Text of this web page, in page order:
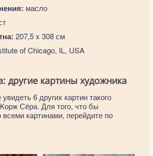
масло
207,5 x 308 см
of Chicago, IL, USA
другие картины художника
6 других картин такого
Сёра. Для того, что бы
всеми картинами, перейдите по